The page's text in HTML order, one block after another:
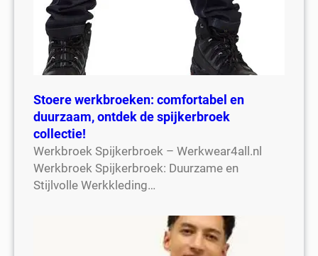
Stoere werkbroeken: comfortabel en
duurzaam, ontdek de spijkerbroek
collectie!
Werkbroek Spijkerbroek – Werkwear4all.nl
Werkbroek Spijkerbroek: Duurzame en
Stijlvolle Werkkleding…